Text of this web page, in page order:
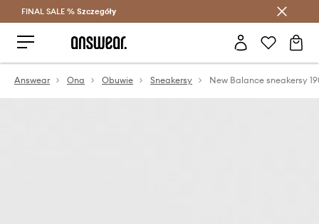
Oszczędzaj z Answear Club >
FINAL SALE % Szczegóły
Answear Ona Obuwie Sneakersy New Balance sneakersy